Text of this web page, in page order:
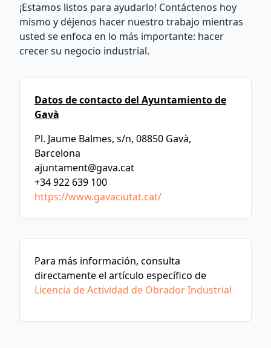
¡Estamos listos para ayudarlo! Contáctenos hoy
mismo y déjenos hacer nuestro trabajo mientras
usted se enfoca en lo más importante: hacer
crecer su negocio industrial.
Datos de contacto del Ayuntamiento de
Gavà
Pl. Jaume Balmes, s/n, 08850 Gavà,
Barcelona
ajuntament@gava.cat
+34 922 639 100
https://www.gavaciutat.cat/
Para más información, consulta
directamente el artículo específico de
Licencia de Actividad de Obrador Industrial